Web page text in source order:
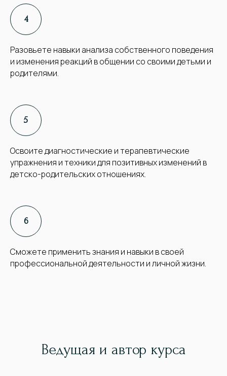
Разовьете навыки анализа собственного поведения
и изменения реакций в общении со своими детьми и
родителями.
Освоите диагностические и терапевтические
упражнения и техники для позитивных изменений в
детско-родительских отношениях.
Сможете применить знания и навыки в своей
профессиональной деятельности и личной жизни.
Ведущая и автор курса